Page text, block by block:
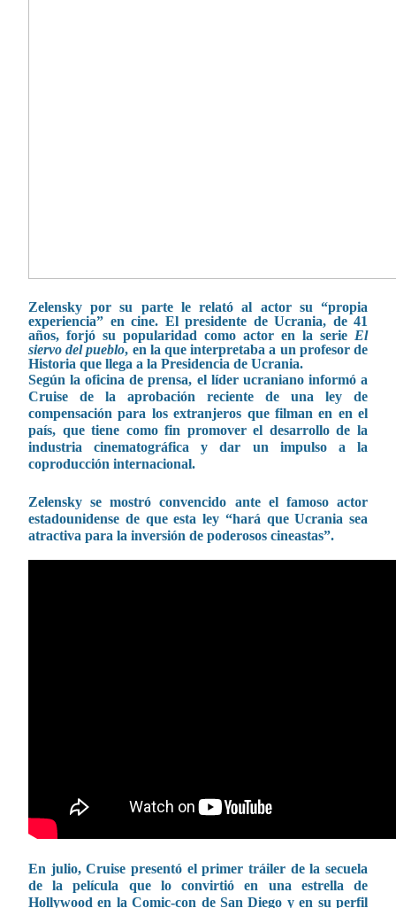
Zelensky por su parte le relató al actor su “propia
experiencia” en cine. El presidente de Ucrania, de 41
años, forjó su popularidad como actor en la serie El
siervo del pueblo, en la que interpretaba a un profesor de
Historia que llega a la Presidencia de Ucrania.
Según la oficina de prensa, el líder ucraniano informó a
Cruise de la aprobación reciente de una ley de
compensación para los extranjeros que filman en en el
país, que tiene como fin promover el desarrollo de la
industria cinematográfica y dar un impulso a la
coproducción internacional.
Zelensky se mostró convencido ante el famoso actor
estadounidense de que esta ley “hará que Ucrania sea
atractiva para la inversión de poderosos cineastas”.
En julio, Cruise presentó el primer tráiler de la secuela
de la película que lo convirtió en una estrella de
Hollywood en la Comic-con de San Diego y en su perfil